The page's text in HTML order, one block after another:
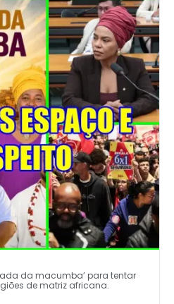
da macumba’ para tentar
de matriz africana.